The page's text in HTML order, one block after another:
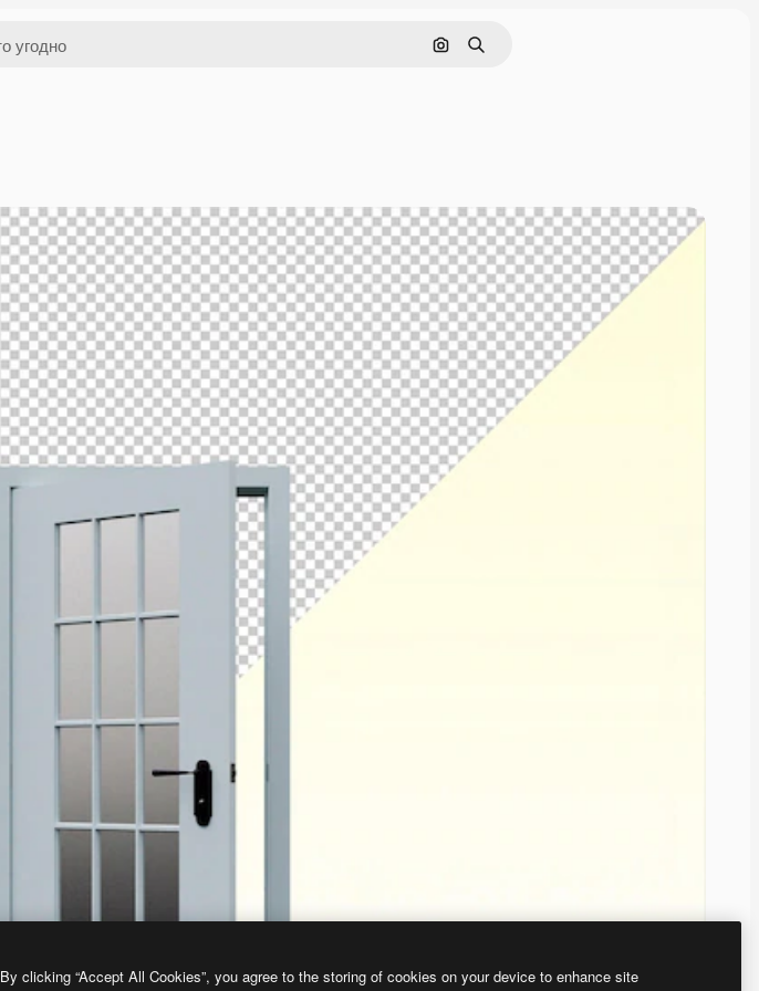
Поиск по изображению
Поиск
By clicking “Accept All Cookies”, you agree to the storing of cookies on your device to enhance site